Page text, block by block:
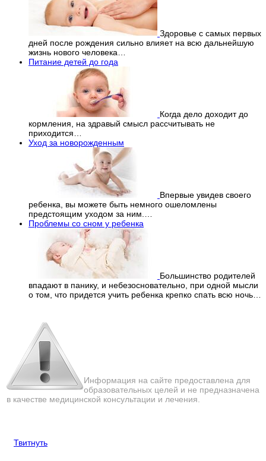
Здоровье с самых первых
дней после рождения сильно влияет на всю дальнейшую
жизнь нового человека…
Питание детей до года
Когда дело доходит до
кормления, на здравый смысл рассчитывать не
приходится…
Уход за новорожденным
Впервые увидев своего
ребенка, вы можете быть немного ошеломлены
предстоящим уходом за ним.…
Проблемы со сном у ребенка
Большинство родителей
впадают в панику, и небезосновательно, при одной мысли
о том, что придется учить ребенка крепко спать всю ночь…
Информация на сайте предоставлена для
образовательных целей и не предназначена
в качестве медицинской консультации и лечения.
Твитнуть